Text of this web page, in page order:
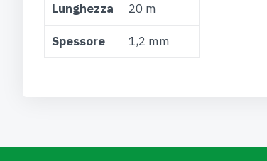
Lunghezza 20 m
Spessore 1,2 mm